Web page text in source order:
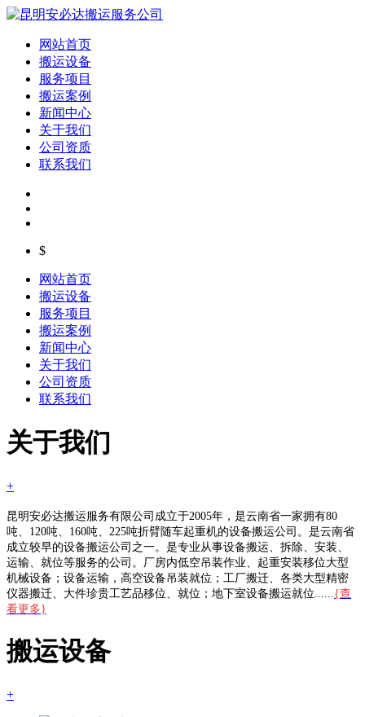
网站首页
搬运设备
服务项目
搬运案例
新闻中心
关于我们
公司资质
联系我们
$
网站首页
搬运设备
服务项目
搬运案例
新闻中心
关于我们
公司资质
联系我们
关于我们
+
昆明安必达搬运服务有限公司成立于2005年，是云南省一家拥有80
吨、120吨、160吨、225吨折臂随车起重机的设备搬运公司。是云南省
成立较早的设备搬运公司之一。是专业从事设备搬运、拆除、安装、
运输、就位等服务的公司。厂房内低空吊装作业、起重安装移位大型
机械设备；设备运输，高空设备吊装就位；工厂搬迁、各类大型精密
仪器搬迁、大件珍贵工艺品移位、就位；地下室设备搬运就位...... {查
看更多}
搬运设备
+